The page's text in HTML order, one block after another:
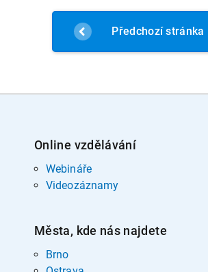
Předchozístránka
Online vzdělávání
Webináře
Videozáznamy
Města, kde nás najdete
Brno